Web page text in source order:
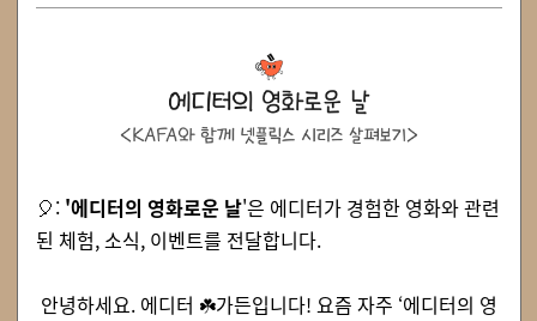
🎈: '에디터의 영화로운 날'은 에디터가 경험한 영화와 관련
된 체험, 소식, 이벤트를 전달합니다.
안녕하세요. 에디터 ☘️가든입니다! 요즘 자주 ‘에디터의 영